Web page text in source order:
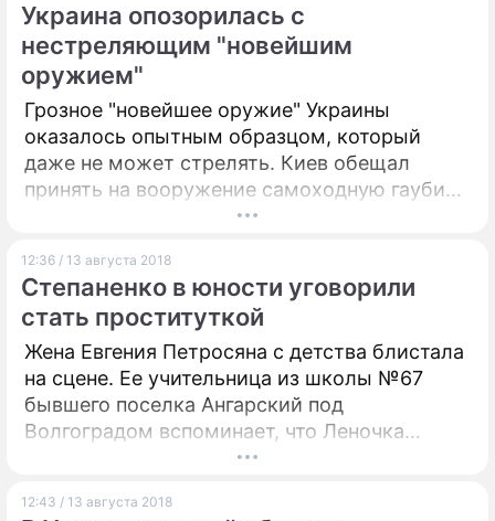
Украина опозорилась с
нестреляющим "новейшим
оружием"
Грозное "новейшее оружие" Украины
оказалось опытным образцом, который
даже не может стрелять. Киев обещал
принять на вооружение самоходную гаубицу
12:36 / 13 августа 2018
Степаненко в юности уговорили
стать проституткой
Жена Евгения Петросяна с детства блистала
на сцене. Ее учительница из школы №67
бывшего поселка Ангарский под
Волгоградом вспоминает, что Леночка
училась без особого усердия, зато в
12:43 / 13 августа 2018